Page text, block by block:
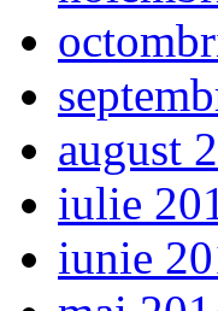
august
iulie
iunie